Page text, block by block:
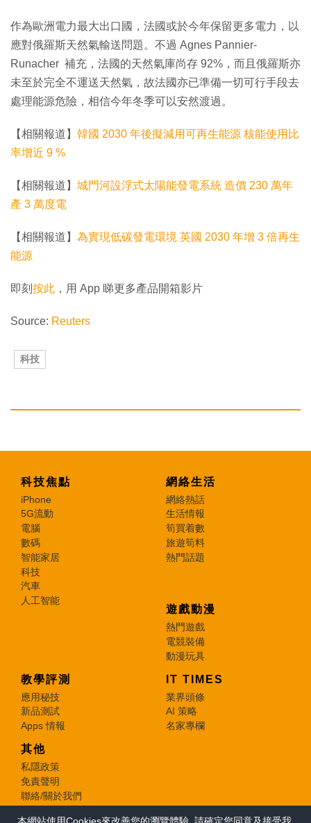
作為歐洲電力最大出口國，法國或於今年保留更多電力，以
應對俄羅斯天然氣輸送問題。不過 Agnes Pannier-
Runacher 補充，法國的天然氣庫尚存 92%，而且俄羅斯亦
未至於完全不運送天然氣，故法國亦已準備一切可行手段去
處理能源危險，相信今年冬季可以安然渡過。
【相關報道】 韓國 2030 年後擬減用可再生能源 核能使用比
率增近 9 %
【相關報道】 城門河設浮式太陽能發電系統 造價 230 萬年
產 3 萬度電
【相關報道】 為實現低碳發電環境 英國 2030 年增 3 倍再生
能源
即刻 按此 ，用 App 睇更多產品開箱影片
Source: Reuters
科技
科技焦點
iPhone
5G流動
電腦
數碼
智能家居
科技
汽車
人工智能
網絡生活
網絡熱話
生活情報
筍買着數
旅遊筍料
熱門話題
遊戲動漫
熱門遊戲
電競裝備
動漫玩具
教學評測
應用秘技
新品測試
Apps 情報
IT TIMES
業界頭條
AI 策略
名家專欄
其他
私隱政策
免責聲明
聯絡/關於我們